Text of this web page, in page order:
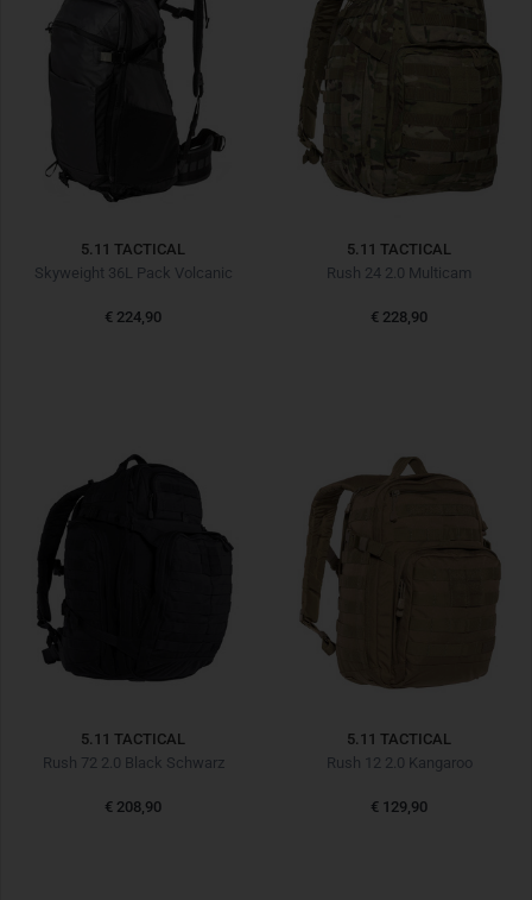
5.11 TACTICAL
Skyweight 36L Pack Volcanic
€ 224,90
5.11 TACTICAL
Rush 24 2.0 Multicam
€ 228,90
5.11 TACTICAL
Rush 72 2.0 Black Schwarz
€ 208,90
5.11 TACTICAL
Rush 12 2.0 Kangaroo
€ 129,90